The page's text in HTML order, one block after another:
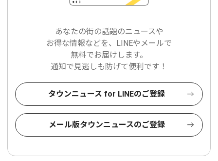
あなたの街の話題のニュースや
お得な情報などを、LINEやメールで
無料でお届けします。
通知で見逃しも防げて便利です！
タウンニュース for LINEのご登録
メール版タウンニュースのご登録